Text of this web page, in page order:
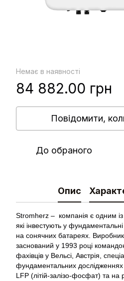
Немає в наявності
84 882.00 грн
Повідомити,
До обраного
Опис
Stromherz – компанія є одним із
які інвестують у
на сонячних батареях.
заснований у 1993 році
фахівців у Вельсі, Австрія,
фундаментальних дослідженнях
LFP (літій-залізо-фосфат) та на